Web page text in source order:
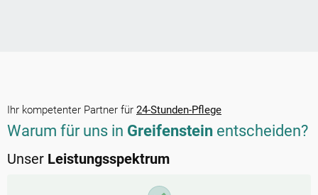
Ihr kompetenter Partner für 24-Stunden-Pflege
Warum für uns in Greifenstein entscheiden?
Unser Leistungsspektrum